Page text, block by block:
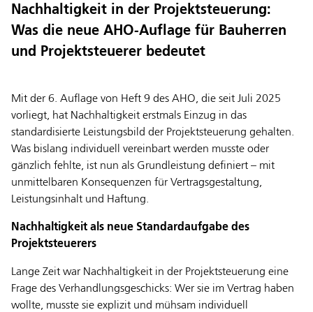
Nachhaltigkeit in der Projektsteuerung:
Was die neue AHO-Auflage für Bauherren
und Projektsteuerer bedeutet
Mit der 6. Auflage von Heft 9 des AHO, die seit Juli 2025
vorliegt, hat Nachhaltigkeit erstmals Einzug in das
standardisierte Leistungsbild der Projektsteuerung gehalten.
Was bislang individuell vereinbart werden musste oder
gänzlich fehlte, ist nun als Grundleistung definiert – mit
unmittelbaren Konsequenzen für Vertragsgestaltung,
Leistungsinhalt und Haftung.
Nachhaltigkeit als neue Standardaufgabe des
Projektsteuerers
Lange Zeit war Nachhaltigkeit in der Projektsteuerung eine
Frage des Verhandlungsgeschicks: Wer sie im Vertrag haben
wollte, musste sie explizit und mühsam individuell